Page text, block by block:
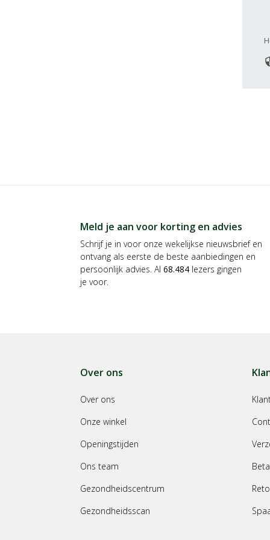
Meld je aan voor korting en advies
Schrijf je in voor onze wekelijkse nieuwsbrief en
ontvang als eerste de beste aanbiedingen en
persoonlijk advies. Al 68.484 lezers gingen
je voor.
Over ons
Over ons
Onze winkel
Openingstijden
Ons team
Gezondheidscentrum
Gezondheidsscan